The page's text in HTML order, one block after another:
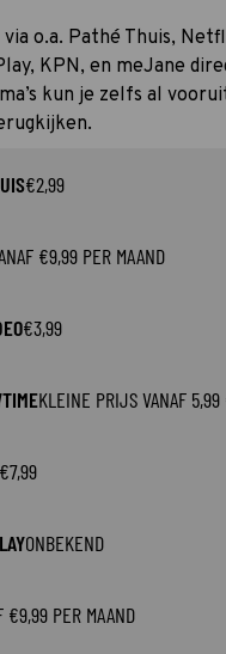
o.a. Pathé Thuis,
KPN, en meJane
kun je zelfs al
€2,99
€9,99 PER MAAND
€3,99
KLEINE PRIJS VANAF
€7,99
ONBEKEND
€9,99 PER MAAND